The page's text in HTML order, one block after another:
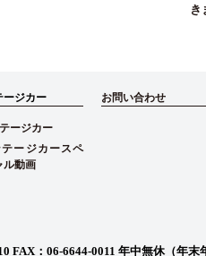
き
ージカー
ージカー
テージカースペ
ル動画
お問い合わせ
FAX：06-6644-0011 年中無休（年末